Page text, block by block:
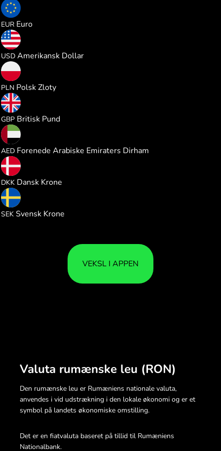
EUR Euro
USD Amerikansk Dollar
PLN Polsk Zloty
GBP Britisk Pund
AED Forenede Arabiske Emiraters Dirham
DKK Dansk Krone
SEK Svensk Krone
VEKSL I APPEN
Valuta rumænske leu (RON)
Den rumænske leu er Rumæniens nationale valuta,
anvendes i vid udstrækning i den lokale økonomi og er et
symbol på landets økonomiske omstilling.
Det er en fiatvaluta baseret på tillid til Rumæniens
Nationalbank.